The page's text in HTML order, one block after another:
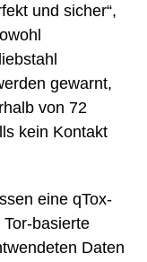
und sicher“,
gewarnt,
von 72
kein Kontakt
eine qTox-
basierte
Daten